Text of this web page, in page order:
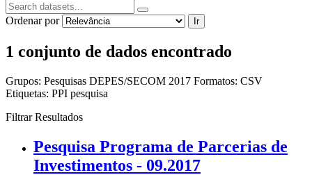
Ordenar por Ir
1 conjunto de dados encontrado
Grupos: Pesquisas DEPES/SECOM 2017 Formatos: CSV
Etiquetas: PPI pesquisa
Filtrar Resultados
Pesquisa Programa de Parcerias de
Investimentos - 09.2017